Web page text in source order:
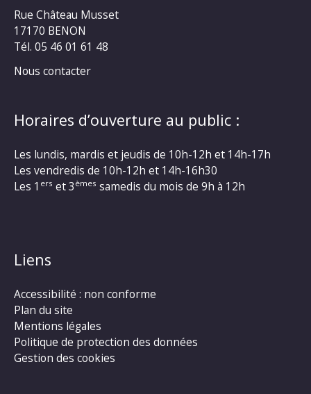
Rue Château Musset
17170 BENON
Tél. 05 46 01 61 48
Nous contacter
Horaires d’ouverture au public :
Les lundis, mardis et jeudis de 10h-12h et 14h-17h
Les vendredis de 10h-12h et 14h-16h30
Les 1 ers et 3 èmes samedis du mois de 9h à 12h
Liens
Accessibilité : non conforme
Plan du site
Mentions légales
Politique de protection des données
Gestion des cookies